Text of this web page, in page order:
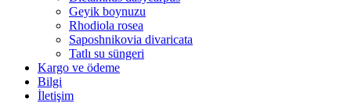
Geyik boynuzu
Rhodiola rosea
Saposhnikovia divaricata
Tatlı su süngeri
Kargo ve ödeme
Bilgi
İletişim